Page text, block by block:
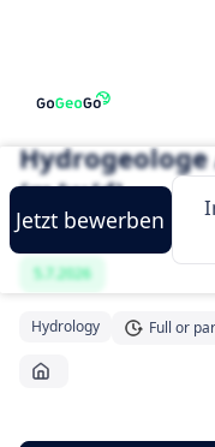
Jetzt bewerben
Go to job search
(m/w/d)
5.7.2026
Hydrology Full or